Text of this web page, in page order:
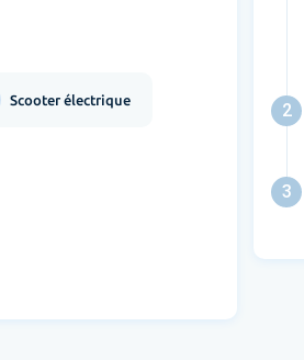
Scooter électrique
2
3